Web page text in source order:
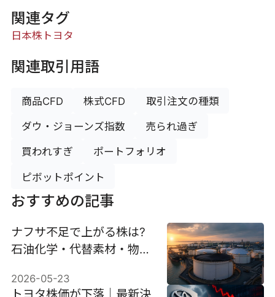
関連タグ
日本株 トヨタ
関連取引用語
商品CFD 株式CFD 取引注文の種類
ダウ・ジョーンズ指数 売られ過ぎ
買われすぎ ポートフォリオ
ピボットポイント
おすすめの記事
ナフサ不足で上がる株は?
石油化学・代替素材・物流
2026-05-23
トヨタ株価が下落｜最新決